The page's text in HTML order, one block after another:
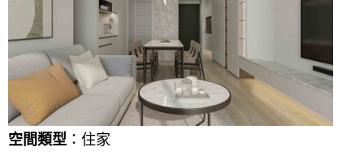
空間類型 ：住家
裝潢進階計算機
裝潢圖紙免費健檢
商業空間
辦公室
其他
小坪數
21~30坪
31~50坪
51坪以上
風格
現代
簡約
休閒
北歐
預算
150萬以內
151萬~250萬
251萬以上
台北市
新北市
桃園 新竹 竹北
台中
台南 高雄
360環景體驗
你家我家 Podcast
虛擬線上裝潢
房屋仲介方案
室內設計師方案
裝潢輕鬆點
2房2聽 - 基本版
系統櫃
綠建材
居家風水
老屋翻新
主題精選
全站搜尋
線上賞屋
北部
台北市
新北市
徵設計師